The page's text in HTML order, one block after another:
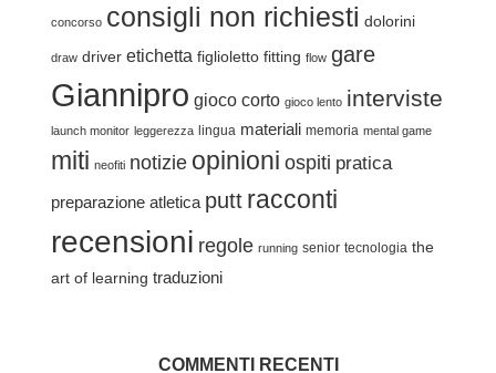
concorso consigli non richiesti dolorini
draw driver etichetta figlioletto fitting flow gare
Giannipro gioco corto gioco lento interviste
launch monitor leggerezza lingua materiali memoria mental game
miti neofiti notizie opinioni ospiti pratica
preparazione atletica putt racconti
recensioni regole running senior tecnologia the
art of learning traduzioni
COMMENTI RECENTI